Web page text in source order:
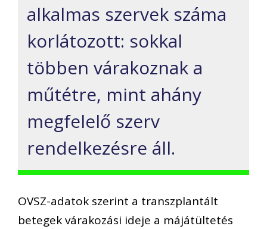
alkalmas szervek száma
korlátozott: sokkal
többen várakoznak a
műtétre, mint ahány
megfelelő szerv
rendelkezésre áll.
OVSZ-adatok szerint a transzplantált
betegek várakozási ideje a májátültetés